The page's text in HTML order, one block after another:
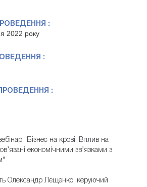
:
2022 року
:
:
"Бізнес на крові. Вплив на
економічними зв’язками з
Олександр Лещенко, керуючий